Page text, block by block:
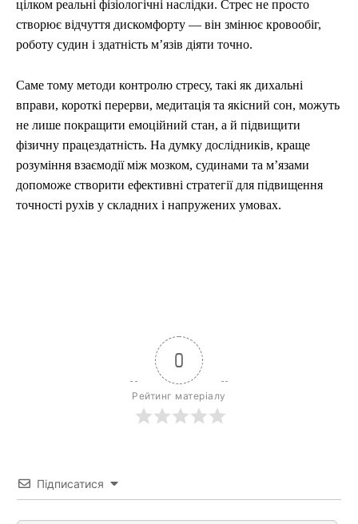
цілком реальні фізіологічні наслідки. Стрес не просто
створює відчуття дискомфорту — він змінює кровообіг,
роботу судин і здатність м’язів діяти точно.
Саме тому методи контролю стресу, такі як дихальні
вправи, короткі перерви, медитація та якісний сон, можуть
не лише покращити емоційний стан, а й підвищити
фізичну працездатність. На думку дослідників, краще
розуміння взаємодії між мозком, судинами та м’язами
допоможе створити ефективні стратегії для підвищення
точності рухів у складних і напружених умовах.
0
Рейтинг матеріалу
Підписатися